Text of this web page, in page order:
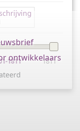
1811
1811
ontwikkelaars